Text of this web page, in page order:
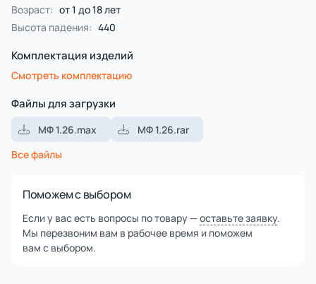
Возраст: от 1 до 18 лет
Высота падения: 440
Комплектация изделий
Смотреть комплектацию
Файлы для загрузки
МФ 1.26.max
МФ 1.26.rar
Все файлы
Поможем с выбором
Если у вас есть вопросы по товару — оставьте заявку.
Мы перезвоним вам в рабочее время и поможем
вам с выбором.